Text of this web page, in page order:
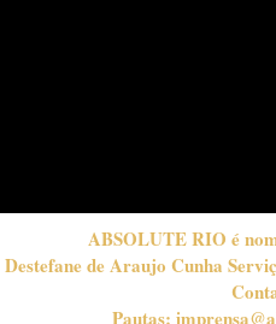
ABSOLUTE RIO é
de Araujo Cunha
Pautas: